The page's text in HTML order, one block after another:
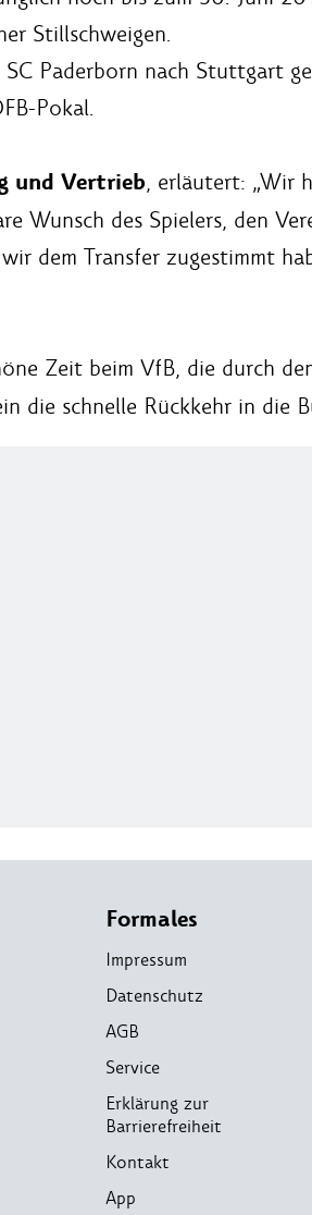
Stillschweigen.
Paderborn nach Stuttgart
Pokal.
und Vertrieb, erläutert: „Wir
Wunsch des Spielers, den
dem Transfer zugestimmt
Zeit beim VfB, die durch
die schnelle Rückkehr in die
Formales
Impressum
Datenschutz
AGB
Service
Erklärung zur
Barrierefreiheit
Kontakt
App